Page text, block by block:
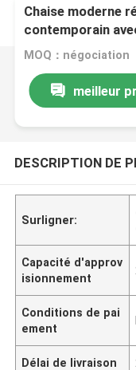
Chaise moderne
contemporain
MOQ：négociation
meilleur
DESCRIPTION DE
Surligner:
Capacité d'approv
isionnement
Conditions de pai
ement
Délai de livraison